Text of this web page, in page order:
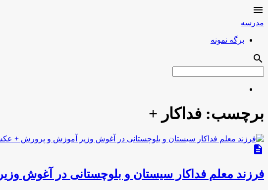

مدرسه
برگه نمونه
search
برچسب: فداکار +
description
فرزند معلم فداکار سیستان و بلوچستانی در آغوش